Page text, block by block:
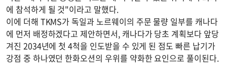
에 참석하게 될 것"이라고 말했다.
이에 더해 TKMS가 독일과 노르웨이의 주문 물량 일부를 캐나다
에 먼저 배정하겠다고 제안하면서, 캐나다가 당초 계획보다 앞당
겨진 2034년에 첫 4척을 인도받을 수 있게 된 점도 빠른 납기가
강점 중 하나였던 한화오션의 우위를 약화한 요인으로 풀이된다.